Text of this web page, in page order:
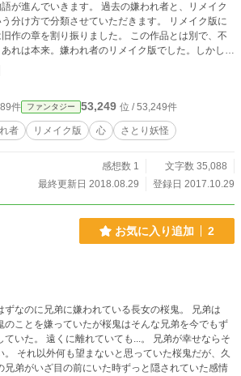
す。 過去の嫌われ者と、リメイク
で分類させていただきます。 リメイク版に
り振りました。 この作品とは別で、不
れは本来。嫌われ者のリメイク版でした。しかし、
不思議な国は不思議な国でやってみたいという自分
せん。しかし、そ
の妖怪少女を、よろ
件 ファンタジー 53,249 位 / 53,249件
者 リメイク版 心 さとり妖怪
感想数 1
文字数 35,088
最終更新日 2018.08.29
登録日 2017.10.29
お気に入り追加 2
ずなのに兄弟に嫌われている長女の桜鬼。 兄弟は
のことを嫌っていたが桜鬼はそんな兄弟を今でもず
ていた。 遠くに離れていても...。 兄弟が幸せならそ
。 それ以外何も望まないと思っていた桜鬼だが、久
兄弟がいざ目の前にいた時ずっと隠されていた感情